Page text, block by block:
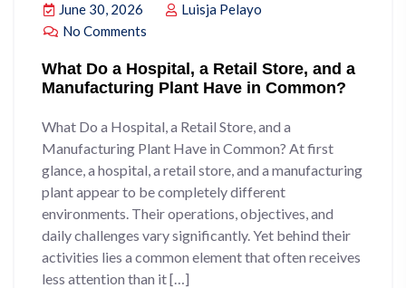
June 30, 2026
Luisja Pelayo
No Comments
What Do a Hospital, a Retail Store, and a
Manufacturing Plant Have in Common?
What Do a Hospital, a Retail Store, and a
Manufacturing Plant Have in Common? At first
glance, a hospital, a retail store, and a manufacturing
plant appear to be completely different
environments. Their operations, objectives, and
daily challenges vary significantly. Yet behind their
activities lies a common element that often receives
less attention than it […]